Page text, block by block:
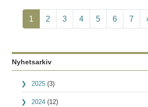
Paginering
Nuvarande sida
1 Page
2 Page
3 Page
4 Page
5 Page
6 Page
7
Nyhetsarkiv
2025 (3)
2024 (12)